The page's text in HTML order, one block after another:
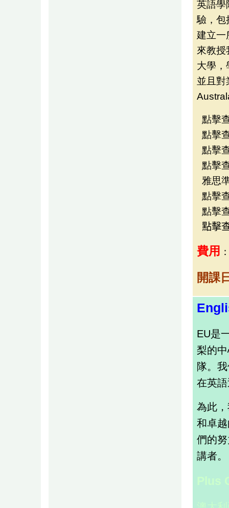
英語學
驗，包
建立一
來教授
大學，
並且
點擊
點擊
點擊
點擊
雅思
點擊
點擊
點擊
費用
開課
EU是
梨的
隊。
在英
為此
和卓
們的
講者。